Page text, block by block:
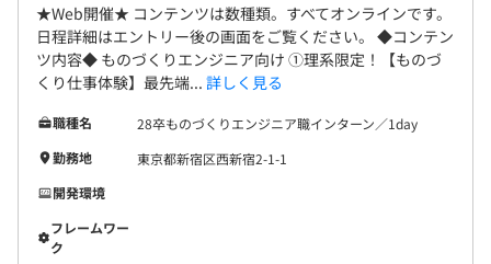
★Web開催★ コンテンツは数種類。すべてオンラインです。
日程詳細はエントリー後の画面をご覧ください。 ◆コンテン
ツ内容◆ ものづくりエンジニア向け ①理系限定！【ものづ
くり仕事体験】最先端... 詳しく見る
職種名
28卒ものづくりエンジニア職インターン／1day
勤務地
東京都新宿区西新宿2-1-1
開発環境
フレームワー
ク